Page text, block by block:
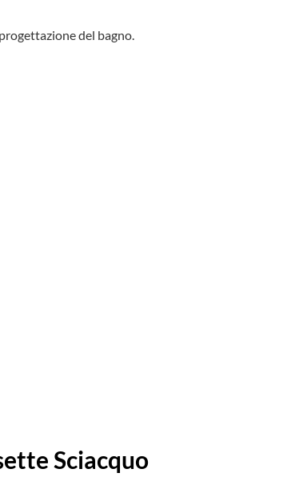
del bagno.
Sciacquo